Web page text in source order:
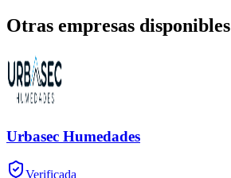
Otras empresas disponibles
Urbasec Humedades
Verificada